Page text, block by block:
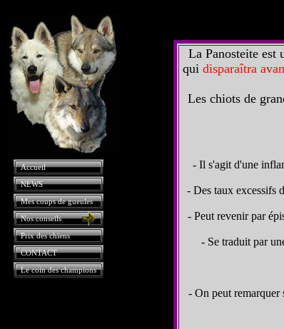
Accueil
NEWS
Mes coups de gueules
Nos conseils
Prix des chiens
CONTACT
Le coin des champions
La Panosteite est
qui disparaîtra
Les chiots de
- Il s'agit d'une
- Des taux excessifs
- Peut revenir par
- Se traduit par
- On peut remarquer